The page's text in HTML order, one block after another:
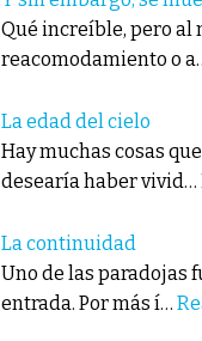
Qué increíble, pero al
reacomodamiento o
La edad del cielo
Hay muchas cosas
desearía haber vivid…
La continuidad
Uno de las paradojas
entrada. Por más í…